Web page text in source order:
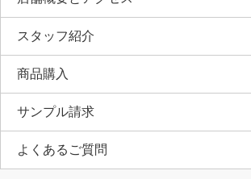
スタッフ紹介
商品購入
サンプル請求
よくあるご質問